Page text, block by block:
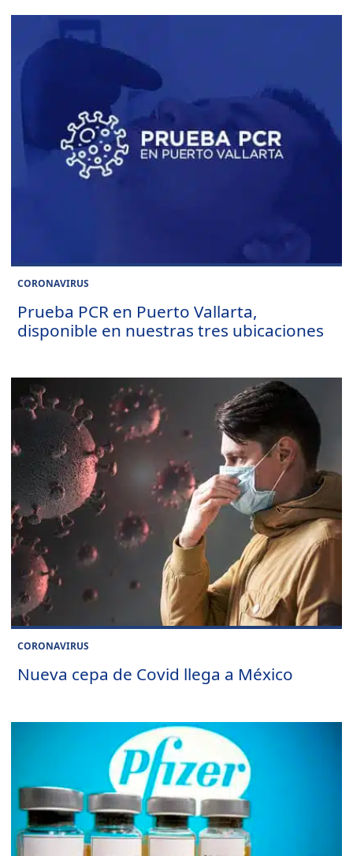
CORONAVIRUS
Prueba PCR en Puerto Vallarta,
disponible en nuestras tres ubicaciones
CORONAVIRUS
Nueva cepa de Covid llega a México